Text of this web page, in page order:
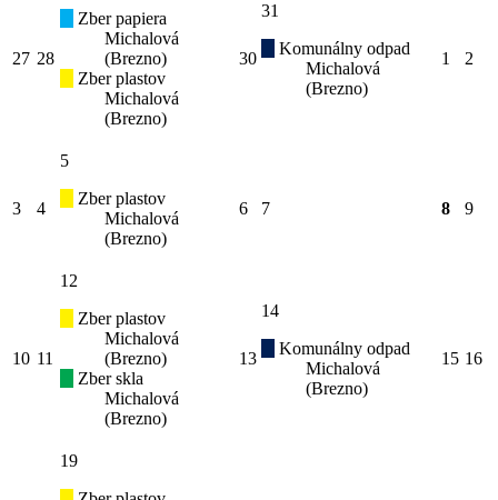
27 28
Zber papiera
Michalová
(Brezno)
Zber plastov
Michalová
(Brezno)
30
31
Komunálny odpad
Michalová
(Brezno)
1 2
3 4
5
Zber plastov
Michalová
(Brezno)
6 7 8 9
10 11
12
Zber plastov
Michalová
(Brezno)
Zber skla
Michalová
(Brezno)
13
14
Komunálny odpad
Michalová
(Brezno)
15 16
19